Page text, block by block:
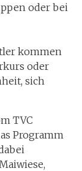
oder bei
kommen
oder
sich
TVC
Programm